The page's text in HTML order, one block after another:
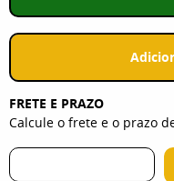
FRETE E PRAZO
Calcule o frete e o prazo